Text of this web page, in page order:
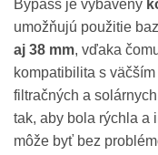
Bypass je vybavený
umožňujú použitie
aj 38 mm, vďaka
kompatibilita s
filtračných a
tak, aby bola rýchla a
môže byť bez